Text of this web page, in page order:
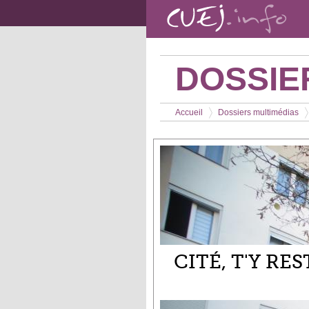
Vous êtes ici
Accueil
>
Dossiers multimédias
>
CITÉ, T'Y